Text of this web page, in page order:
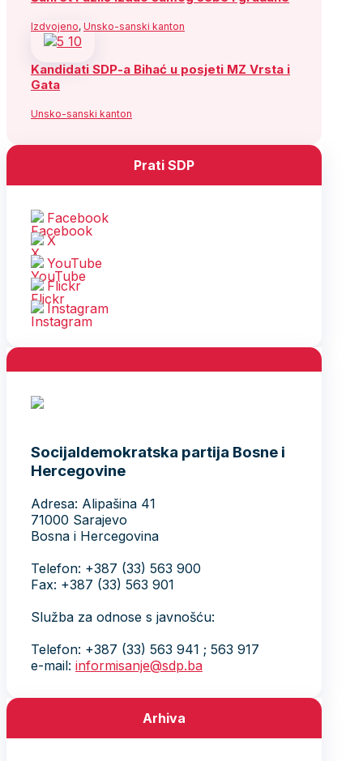
Izdvojeno, Unsko-sanski kanton
Kandidati SDP-a Bihać u posjeti MZ Vrsta i
Gata
Unsko-sanski kanton
Prati SDP
Facebook
X
YouTube
Flickr
Instagram
Socijaldemokratska partija Bosne i
Hercegovine
Adresa: Alipašina 41
71000 Sarajevo
Bosna i Hercegovina
Telefon: +387 (33) 563 900
Fax: +387 (33) 563 901
Služba za odnose s javnošću:
Telefon: +387 (33) 563 941 ; 563 917
e-mail: informisanje@sdp.ba
Arhiva